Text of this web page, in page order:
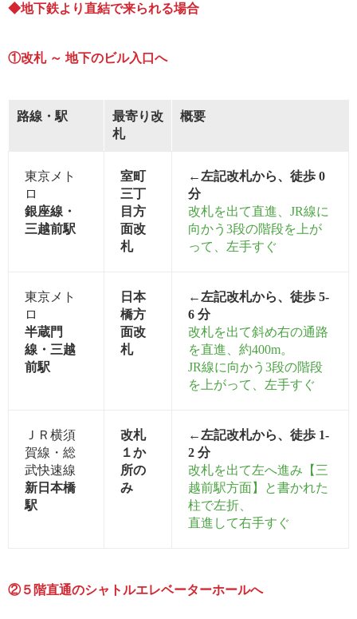
◆地下鉄より直結で来られる場合
①改札 ～ 地下のビル入口へ
路線・駅
最寄り改
札
概要
東京メト
ロ
銀座線・
三越前駅
室町
三丁
目方
面改
札
←左記改札から、徒歩 0
分
改札を出て直進、JR線に
向かう3段の階段を上が
って、左手すぐ
東京メト
ロ
半蔵門
線・三越
前駅
日本
橋方
面改
札
←左記改札から、徒歩 5-
6 分
改札を出て斜め右の通路
を直進、約400m。
JR線に向かう3段の階段
を上がって、左手すぐ
ＪＲ横須
賀線・総
武快速線
新日本橋
駅
改札
１か
所の
み
←左記改札から、徒歩 1-
2 分
改札を出て左へ進み【三
越前駅方面】と書かれた
柱で左折、
直進して右手すぐ
②５階直通のシャトルエレベーターホールへ